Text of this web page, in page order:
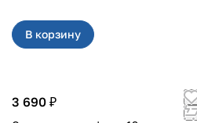
В корзину
3 690 ₽